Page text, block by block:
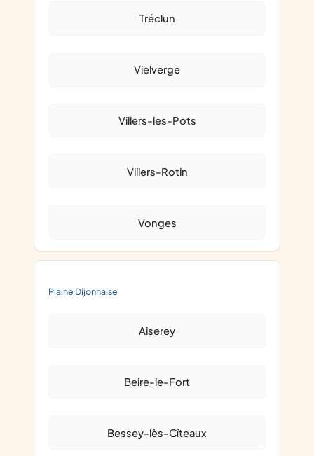
Tréclun
Vielverge
Villers-les-Pots
Villers-Rotin
Vonges
Plaine Dijonnaise
Aiserey
Beire-le-Fort
Bessey-lès-Cîteaux